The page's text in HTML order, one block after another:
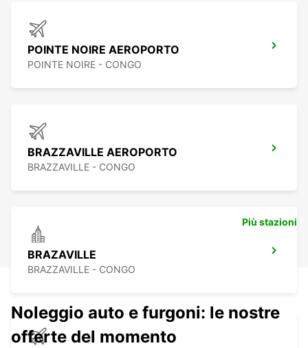
POINTE NOIRE AEROPORTO
POINTE NOIRE - CONGO
BRAZZAVILLE AEROPORTO
BRAZZAVILLE - CONGO
BRAZAVILLE
BRAZZAVILLE - CONGO
Più stazioni
Noleggio auto e furgoni: le nostre
offerte del momento